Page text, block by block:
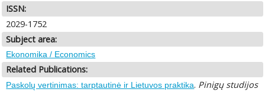
ISSN:
2029-1752
Subject area:
Ekonomika / Economics
Related Publications:
Paskolų vertinimas: tarptautinė ir Lietuvos praktika. Pinigų studijos